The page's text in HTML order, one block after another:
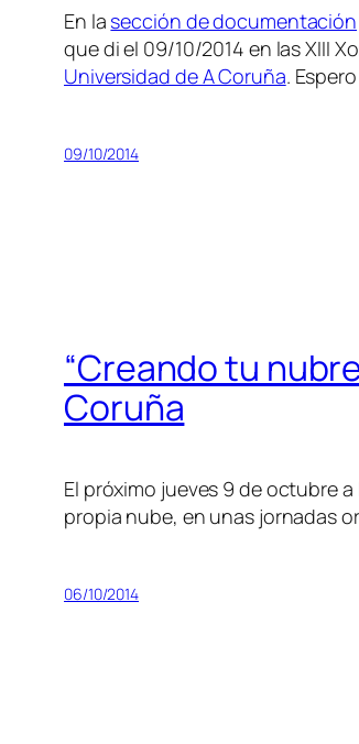
En la sección de documentación
que di el 09/10/2014 en las XIII
Universidad de A Coruña.
09/10/2014
“Creando tu
Coruña
El próximo jueves 9 de octubre a
propia nube, en unas jornadas
06/10/2014